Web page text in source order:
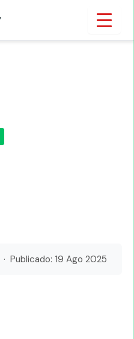
· Publicado: 19 Ago 2025